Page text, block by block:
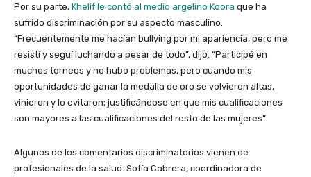
Por su parte, Khelif le contó al medio argelino Koora que ha
sufrido discriminación por su aspecto masculino.
“Frecuentemente me hacían bullying por mi apariencia, pero me
resistí y seguí luchando a pesar de todo”, dijo. “Participé en
muchos torneos y no hubo problemas, pero cuando mis
oportunidades de ganar la medalla de oro se volvieron altas,
vinieron y lo evitaron; justificándose en que mis cualificaciones
son mayores a las cualificaciones del resto de las mujeres”.
Algunos de los comentarios discriminatorios vienen de
profesionales de la salud. Sofía Cabrera, coordinadora de